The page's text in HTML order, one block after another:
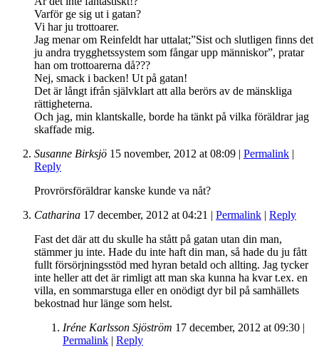
Varför ge sig ut i gatan?
Vi har ju trottoarer.
Jag menar om Reinfeldt har uttalat;”Sist och slutligen finns det
ju andra trygghetssystem som fångar upp människor”, pratar
han om trottoarerna då???
Nej, smack i backen! Ut på gatan!
Det är långt ifrån självklart att alla berörs av de mänskliga
rättigheterna.
Och jag, min klantskalle, borde ha tänkt på vilka föräldrar jag
skaffade mig.
Susanne Birksjö 15 november, 2012 at 08:09 | Permalink |
Reply
Provrörsföräldrar kanske kunde va nåt?
Catharina 17 december, 2012 at 04:21 | Permalink | Reply
Fast det där att du skulle ha stått på gatan utan din man,
stämmer ju inte. Hade du inte haft din man, så hade du ju fått
fullt försörjningsstöd med hyran betald och allting. Jag tycker
inte heller att det är rimligt att man ska kunna ha kvar t.ex. en
villa, en sommarstuga eller en onödigt dyr bil på samhällets
bekostnad hur länge som helst.
Iréne Karlsson Sjöström 17 december, 2012 at 09:30 |
Permalink | Reply